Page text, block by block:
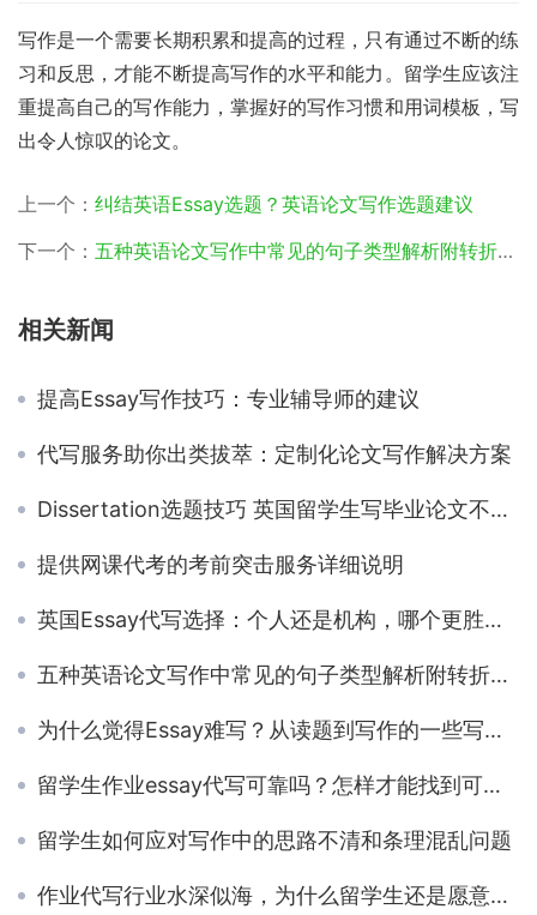
写作是一个需要长期积累和提高的过程，只有通过不断的练
习和反思，才能不断提高写作的水平和能力。留学生应该注
重提高自己的写作能力，掌握好的写作习惯和用词模板，写
出令人惊叹的论文。
上一个： 纠结英语Essay选题？英语论文写作选题建议
下一个： 五种英语论文写作中常见的句子类型解析附转折句模板
相关新闻
提高Essay写作技巧：专业辅导师的建议
代写服务助你出类拔萃：定制化论文写作解决方案
Dissertation选题技巧 英国留学生写毕业论文不会选题？
提供网课代考的考前突击服务详细说明
英国Essay代写选择：个人还是机构，哪个更胜一筹？
五种英语论文写作中常见的句子类型解析附转折句模板
为什么觉得Essay难写？从读题到写作的一些写作实用技巧
留学生作业essay代写可靠吗？怎样才能找到可靠的essay代写？
留学生如何应对写作中的思路不清和条理混乱问题
作业代写行业水深似海，为什么留学生还是愿意承担essay代写的风险？